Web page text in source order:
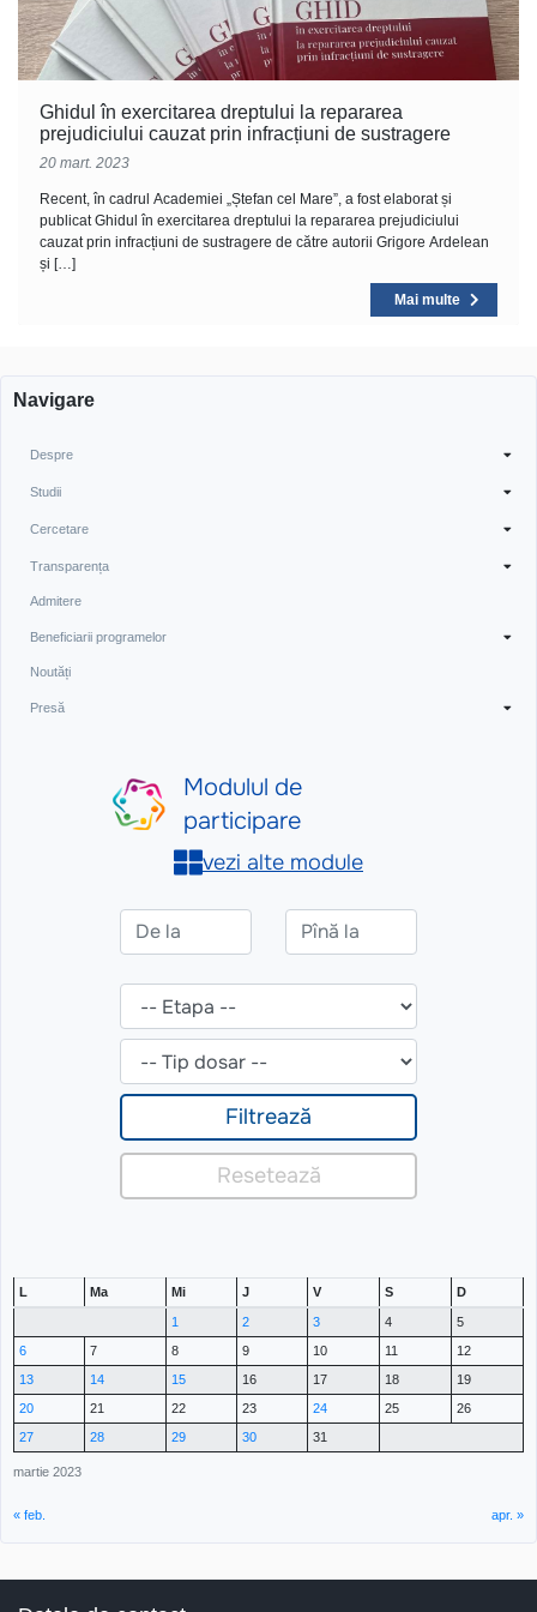
Ghidul în exercitarea dreptului la repararea
prejudiciului cauzat prin infracțiuni de sustragere
20 mart. 2023
Recent, în cadrul Academiei „Ștefan cel Mare”, a fost elaborat și
publicat Ghidul în exercitarea dreptului la repararea prejudiciului
cauzat prin infracțiuni de sustragere de către autorii Grigore Ardelean
și […]
Mai multe
Navigare
Despre
Studii
Cercetare
Transparența
Admitere
Beneficiarii programelor
Noutăți
Presă
martie 2023
L Ma Mi J V S D
1 2 3 4
5
6
7 8 9 10 11
12
13
14 15 16 17 18
19
20
21 22 23 24 25
26
27
28 29 30 31
« feb. apr. »